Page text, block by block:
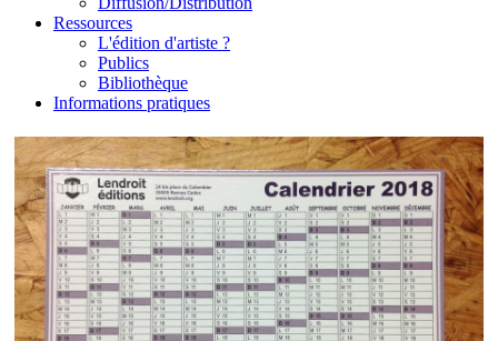
Ressources
L'édition d'artiste ?
Publics
Bibliothèque
Informations pratiques